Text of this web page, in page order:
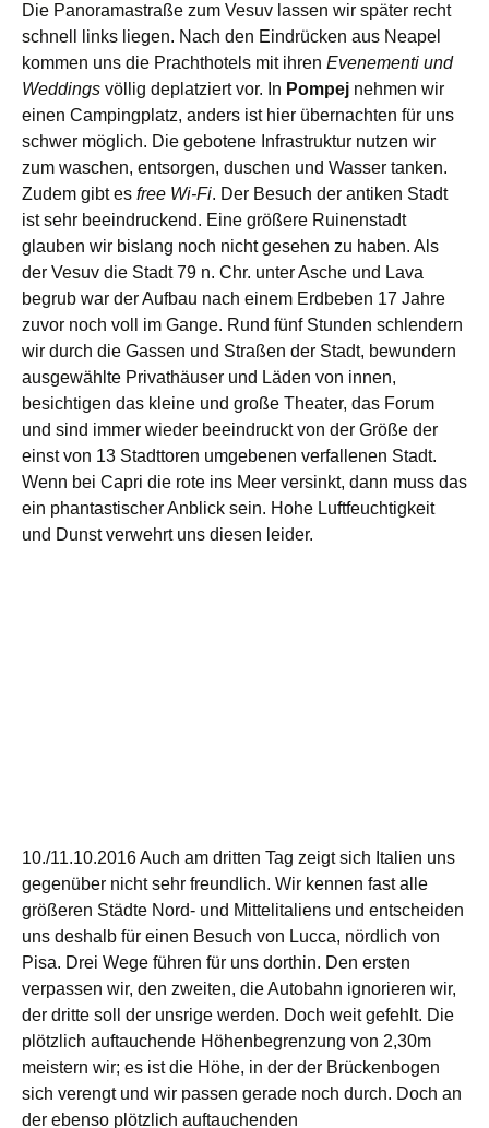
Die Panoramastraße zum Vesuv lassen wir später recht
schnell links liegen. Nach den Eindrücken aus Neapel
kommen uns die Prachthotels mit ihren Evenementi und
Weddings völlig deplatziert vor. In Pompej nehmen wir
einen Campingplatz, anders ist hier übernachten für uns
schwer möglich. Die gebotene Infrastruktur nutzen wir
zum waschen, entsorgen, duschen und Wasser tanken.
Zudem gibt es free Wi-Fi. Der Besuch der antiken Stadt
ist sehr beeindruckend. Eine größere Ruinenstadt
glauben wir bislang noch nicht gesehen zu haben. Als
der Vesuv die Stadt 79 n. Chr. unter Asche und Lava
begrub war der Aufbau nach einem Erdbeben 17 Jahre
zuvor noch voll im Gange. Rund fünf Stunden schlendern
wir durch die Gassen und Straßen der Stadt, bewundern
ausgewählte Privathäuser und Läden von innen,
besichtigen das kleine und große Theater, das Forum
und sind immer wieder beeindruckt von der Größe der
einst von 13 Stadttoren umgebenen verfallenen Stadt.
Wenn bei Capri die rote ins Meer versinkt, dann muss das
ein phantastischer Anblick sein. Hohe Luftfeuchtigkeit
und Dunst verwehrt uns diesen leider.
10./11.10.2016 Auch am dritten Tag zeigt sich Italien uns
gegenüber nicht sehr freundlich. Wir kennen fast alle
größeren Städte Nord- und Mittelitaliens und entscheiden
uns deshalb für einen Besuch von Lucca, nördlich von
Pisa. Drei Wege führen für uns dorthin. Den ersten
verpassen wir, den zweiten, die Autobahn ignorieren wir,
der dritte soll der unsrige werden. Doch weit gefehlt. Die
plötzlich auftauchende Höhenbegrenzung von 2,30m
meistern wir; es ist die Höhe, in der der Brückenbogen
sich verengt und wir passen gerade noch durch. Doch an
der ebenso plötzlich auftauchenden